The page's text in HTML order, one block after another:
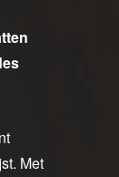
Met